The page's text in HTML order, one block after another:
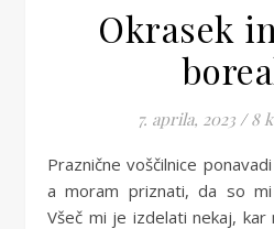
Okrasek
7. aprila, 2023 / 8
Praznične voščilnice ponavadi niso na temni podlagi,
a moram priznati, da so
Všeč mi je izdelati nekaj, kar